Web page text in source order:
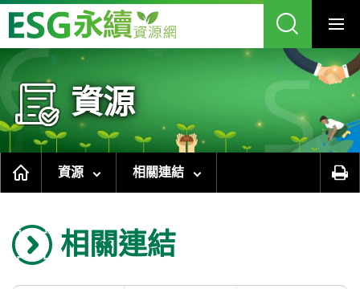
跳
到
塊
資源
資源 相關連結
相關連結